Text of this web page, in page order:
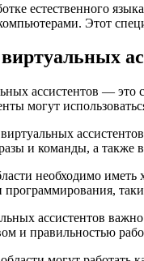
естественного
Этот
ассистентов —
могут
и команды, а также
необходимо
ассистентов
и правильностью